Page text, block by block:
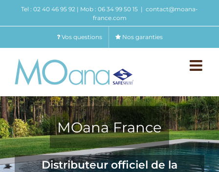
contenu
Tel : 02 40 46 95 92 | Mob : 06 34 99 50 15 | contact@moana-
france.com
Vos questions Nos garanties
MOana France
Distributeur officiel de la